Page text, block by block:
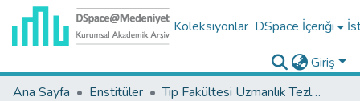
Koleksiyonlar DSpace İçeriği
Giriş
Ana Sayfa
Enstitüler
Tıp Fakültesi Uzmanlık Tezleri